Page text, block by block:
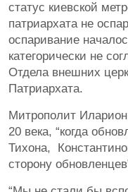
статус киевской
патриархата не
оспаривание
категорически не
Отдела внешних
Патриархата.
Митрополит
20 века, “когда
Тихона,
сторону